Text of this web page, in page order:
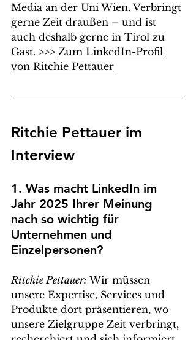
Media an der Uni Wien. Verbringt
gerne Zeit draußen – und ist
auch deshalb gerne in Tirol zu
Gast. >>> Zum LinkedIn-Profil
von Ritchie Pettauer
Ritchie Pettauer im
Interview
1. Was macht LinkedIn im
Jahr 2025 Ihrer Meinung
nach so wichtig für
Unternehmen und
Einzelpersonen?
Ritchie Pettauer: Wir müssen
unsere Expertise, Services und
Produkte dort präsentieren, wo
unsere Zielgruppe Zeit verbringt,